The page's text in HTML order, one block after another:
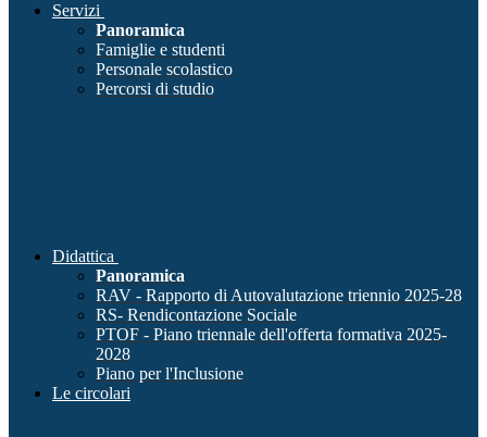
Servizi
Panoramica
Famiglie e studenti
Personale scolastico
Percorsi di studio
Didattica
Panoramica
RAV - Rapporto di Autovalutazione triennio 2025-28
RS- Rendicontazione Sociale
PTOF - Piano triennale dell'offerta formativa 2025-
2028
Piano per l'Inclusione
Le circolari